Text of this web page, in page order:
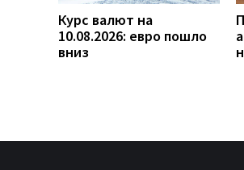
Курс валют на
10.08.2026: евро пошло
вниз